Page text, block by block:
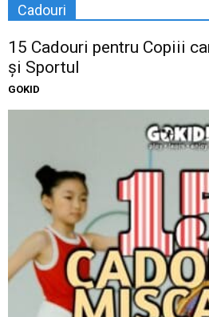
Cadouri
15 Cadouri pentru Copiii
și Sportul
GOKID